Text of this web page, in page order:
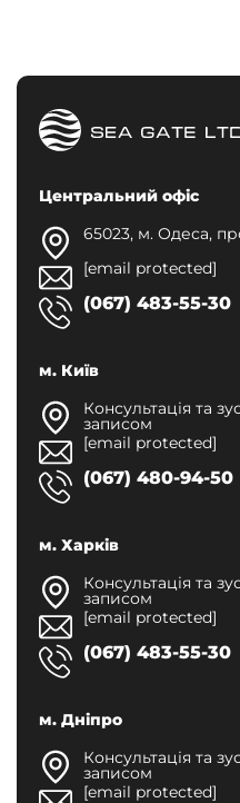
Центральний офіс
65023, м. Одеса,
[email protected]
(067) 483-55-30
м. Київ
Консультація та
записом
[email protected]
(067) 480-94-50
м. Харків
Консультація та
записом
[email protected]
(067) 483-55-30
м. Дніпро
Консультація та
записом
[email protected]